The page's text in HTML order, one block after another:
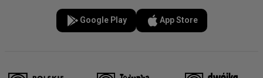
Google Play App Store